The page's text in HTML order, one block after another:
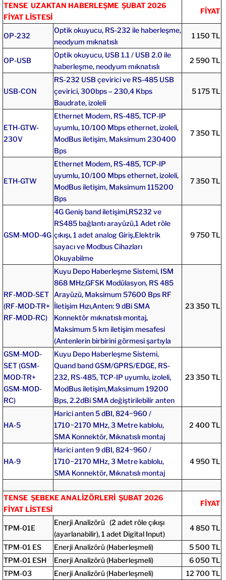
TENSE UZAKTAN HABERLEŞME ŞUBAT 2026
FİYAT LİSTESİ
FİYAT
OP-232
Optik okuyucu, RS-232 ile haberleşme,
neodyum mıknatıslı
1 150 TL
OP-USB
Optik okuyucu, USB 1.1 / USB 2.0 ile
haberleşme, neodyum mıknatıslı
2 590 TL
USB-CON
RS-232 USB çevirici ve RS-485 USB
çevirici, 300bps – 230,4 Kbps
Baudrate, izoleli
5 175 TL
ETH-GTW-
230V
Ethernet Modem, RS-485, TCP-IP
uyumlu, 10/100 Mbps ethernet, izoleli,
ModBus iletişim, Maksimum 230400
Bps
7 350 TL
ETH-GTW
Ethernet Modem, RS-485, TCP-IP
uyumlu, 10/100 Mbps ethernet, izoleli,
ModBus iletişim, Maksimum 115200
Bps
7 350 TL
GSM-MOD-4G
4G Geniş band iletişimi,RS232 ve
RS485 bağlantı arayüzü,1 Adet röle
çıkışı, 1 adet analog Giriş,Elektrik
sayacı ve Modbus Cihazları
Okuyabilme
9 750 TL
RF-MOD-SET
(RF-MOD-TR+
RF-MOD-RC)
Kuyu Depo Haberleşme Sistemi, ISM
868 MHz,GFSK Modülasyon, RS 485
Arayüzü, Maksimum 57600 Bps RF
İletişim Hızı,Anten: 9 dBi SMA
Konnektör mıknatıslı montaj,
Maksimum 5 km iletişim mesafesi
(Antenlerin birbirini görmesi şartıyla
23 350 TL
GSM-MOD-
SET (GSM-
MOD-TR+
GSM-MOD-
RC)
Kuyu Depo Haberleşme Sistemi,
Quand band GSM/GPRS/EDGE, RS-
232, RS-485, TCP-IP uyumlu, izoleli,
ModBus iletişim,Maksimum 19200
Bps, 2.2dBi SMA değiştirilebilir anten
23 350 TL
HA-5
Harici anten 5 dBI, 824~960 /
1710~2170 MHz, 3 Metre kablolu,
SMA Konnektör, Mıknatıslı montaj
2 400 TL
HA-9
Harici anten 9 dBI, 824~960 /
1710~2170 MHz, 3 Metre kablolu,
SMA Konnektör, Mıknatıslı montaj
4 950 TL
TENSE ŞEBEKE ANALİZÖRLERİ ŞUBAT 2026
FİYAT LİSTESİ
FİYAT
TPM-01E
Enerji Analizörü (2 adet röle çıkışı
(ayarlanabilir), 1 adet Digital Input)
4 850 TL
TPM-01 ES Enerji Analizörü (Haberleşmeli)
5 500 TL
TPM-01 ESH
Enerji Analizörü (Haberleşmeli)
6 050 TL
TPM-03
Enerji Analizörü (Haberleşmeli) 12 700 TL